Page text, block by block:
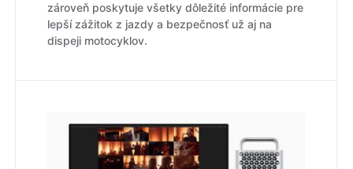
zároveň poskytuje všetky dôležité informácie pre
lepší zážitok z jazdy a bezpečnosť už aj na
dispeji motocyklov.